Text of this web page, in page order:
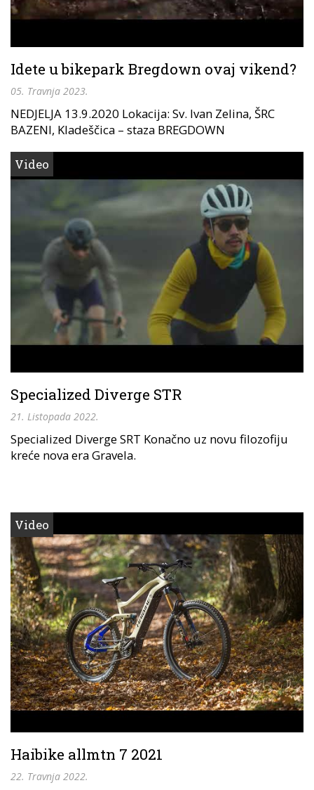
Idete u bikepark Bregdown ovaj vikend?
05. Travnja 2023.
NEDJELJA 13.9.2020 Lokacija: Sv. Ivan Zelina, ŠRC
BAZENI, Kladeščica – staza BREGDOWN
Video
Specialized Diverge STR
21. Listopada 2022.
Specialized Diverge SRT Konačno uz novu filozofiju
kreće nova era Gravela.
Video
Haibike allmtn 7 2021
22. Travnja 2022.